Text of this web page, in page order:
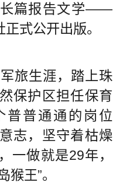
长篇报告文学——
式公开出版。
旅生涯，踏上珠
保护区担任保育
普普通通的岗位
志，坚守着枯燥
一做就是29年，
王”。